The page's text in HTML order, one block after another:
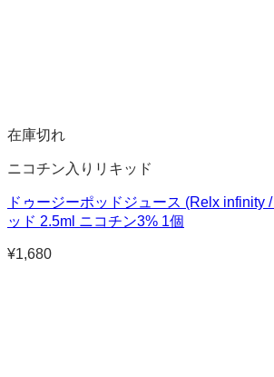
在庫切れ
ニコチン入りリキッド
ドゥージーポッドジュース (Relx infinity
ッド 2.5ml ニコチン3% 1個
¥1,680